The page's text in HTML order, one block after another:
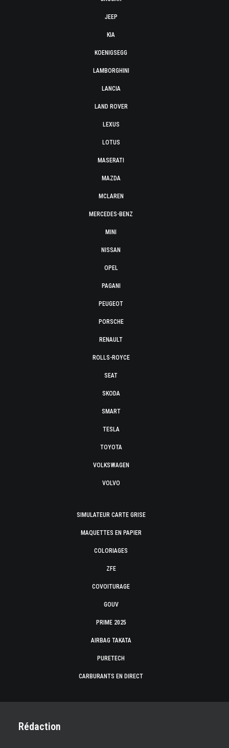
JEEP
KIA
KOENIGSEGG
LAMBORGHINI
LANCIA
LAND ROVER
LEXUS
LOTUS
MASERATI
MAZDA
MCLAREN
MERCEDES-BENZ
MINI
NISSAN
OPEL
PAGANI
PEUGEOT
PORSCHE
RENAULT
ROLLS-ROYCE
SEAT
SKODA
SMART
TESLA
TOYOTA
VOLKSWAGEN
VOLVO
SIMULATEUR CARTE GRISE
MAQUETTES EN PAPIER
COLORIAGES
ZFE
COVOITURAGE
GOUV
PRIME 2025
AIRBAG TAKATA
PURETECH
CARBURANTS EN DIRECT
Rédaction